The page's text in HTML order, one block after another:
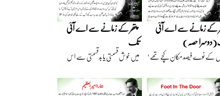
کے زمانے سے اے آئی
حصہ)
کے نوے فیصد مکان کچے تھے‘
پتھر کے زمانے سے اے آئی
تک
میں خوش قسمتی یا بدقسمتی سے اس